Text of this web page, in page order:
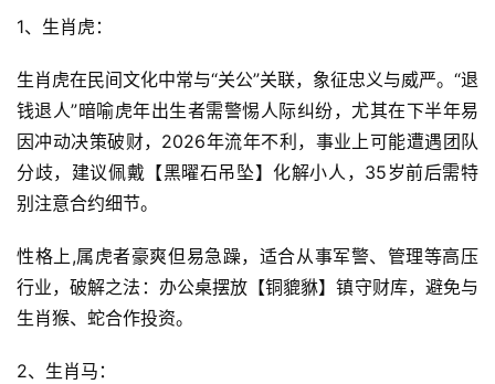
1、生肖虎：
生肖虎在民间文化中常与“关公”关联，象征忠义与威严。“退
钱退人”暗喻虎年出生者需警惕人际纠纷，尤其在下半年易
因冲动决策破财，2026年流年不利，事业上可能遭遇团队
分歧，建议佩戴【黑曜石吊坠】化解小人，35岁前后需特
别注意合约细节。
性格上,属虎者豪爽但易急躁，适合从事军警、管理等高压
行业，破解之法：办公桌摆放【铜貔貅】镇守财库，避免与
生肖猴、蛇合作投资。
2、生肖马：